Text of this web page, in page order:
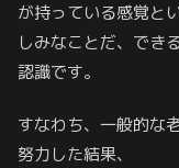
が持っている感覚と
しみなことだ、でき
認識です。
すなわち、一般的な
努力した結果、